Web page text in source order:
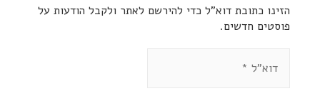
הזינו כתובת דוא"ל כדי להירשם לאתר ולקבל הודעות על
פוסטים חדשים.